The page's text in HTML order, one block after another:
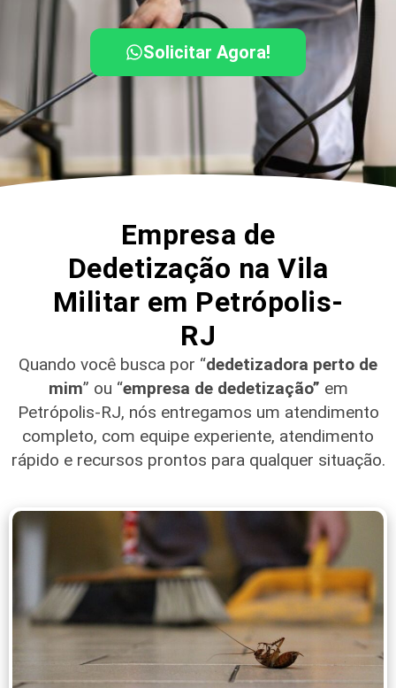
Solicitar Agora!
Empresa de
Dedetização na Vila
Militar em Petrópolis-
RJ
Quando você busca por “dedetizadora perto de
mim” ou “empresa de dedetização” em
Petrópolis-RJ, nós entregamos um atendimento
completo, com equipe experiente, atendimento
rápido e recursos prontos para qualquer situação.